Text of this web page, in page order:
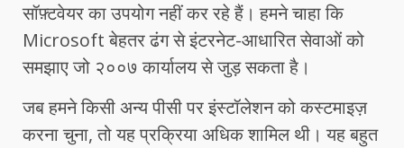
सॉफ़्टवेयर का उपयोग नहीं कर रहे हैं। हमने चाहा कि
Microsoft बेहतर ढंग से इंटरनेट-आधारित सेवाओं को
समझाए जो २००७ कार्यालय से जुड़ सकता है।
जब हमने किसी अन्य पीसी पर इंस्टॉलेशन को कस्टमाइज़
करना चुना, तो यह प्रक्रिया अधिक शामिल थी। यह बहुत